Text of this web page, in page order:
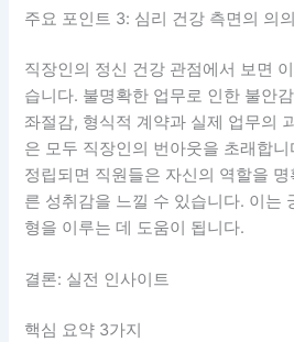
주요 포인트 3: 심리 건강 측면의 의의
직장인의 정신 건강 관점에서 보면
습니다. 불명확한 업무로 인한 불안
좌절감, 형식적 계약과 실제 업무의
은 모두 직장인의 번아웃을 초래합
정립되면 직원들은 자신의 역할을
른 성취감을 느낄 수 있습니다. 이는
형을 이루는 데 도움이 됩니다.
결론: 실전 인사이트
핵심 요약 3가지